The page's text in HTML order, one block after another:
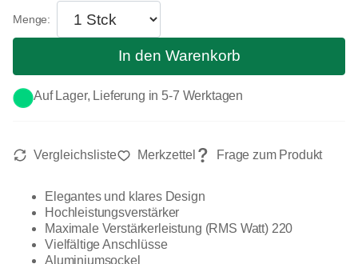
Elegantes und klares Design
Hochleistungsverstärker
Maximale Verstärkerleistung (RMS Watt) 220
Vielfältige Anschlüsse
Aluminiumsockel
Auf Lager, Lieferung in 5-7 Werktagen
In den Warenkorb